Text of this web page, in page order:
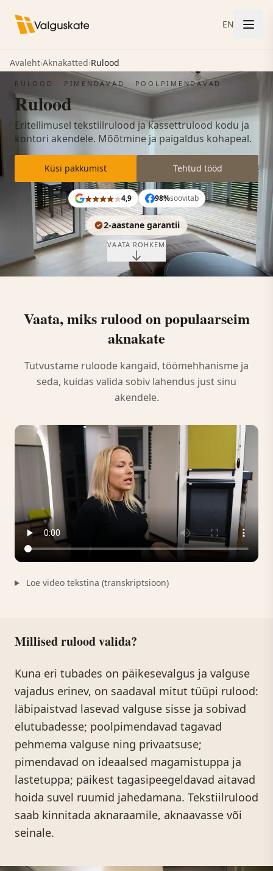
EN
Avaleht›Aknakatted›Rulood
RULOOD · PIMENDAVAD · POOLPIMENDAVAD
Rulood
Eritellimusel tekstiilrulood ja kassettrulood kodu ja
kontori akendele. Mõõtmine ja paigaldus kohapeal.
Küsi pakkumist Tehtud tööd
4,9 98%soovitab
2-aastane garantii
VAATA ROHKEM
Vaata, miks rulood on populaarseim
aknakate
Tutvustame ruloode kangaid, töömehhanisme ja
seda, kuidas valida sobiv lahendus just sinu
akendele.
Loe video tekstina (transkriptsioon)
Millised rulood valida?
Kuna eri tubades on päikesevalgus ja valguse
vajadus erinev, on saadaval mitut tüüpi rulood:
läbipaistvad lasevad valguse sisse ja sobivad
elutubadesse; poolpimendavad tagavad
pehmema valguse ning privaatsuse;
pimendavad on ideaalsed magamistuppa ja
lastetuppa; päikest tagasipeegeldavad aitavad
hoida suvel ruumid jahedamana. Tekstiilrulood
saab kinnitada aknaraamile, aknaavasse või
seinale.